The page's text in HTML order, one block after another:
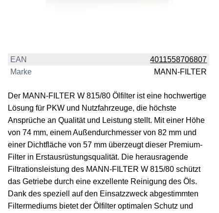
EAN
4011558706807
Marke
MANN-FILTER
Der MANN-FILTER W 815/80 Ölfilter ist eine hochwertige
Lösung für PKW und Nutzfahrzeuge, die höchste
Ansprüche an Qualität und Leistung stellt. Mit einer Höhe
von 74 mm, einem Außendurchmesser von 82 mm und
einer Dichtfläche von 57 mm überzeugt dieser Premium-
Filter in Erstausrüstungsqualität. Die herausragende
Filtrationsleistung des MANN-FILTER W 815/80 schützt
das Getriebe durch eine exzellente Reinigung des Öls.
Dank des speziell auf den Einsatzzweck abgestimmten
Filtermediums bietet der Ölfilter optimalen Schutz und